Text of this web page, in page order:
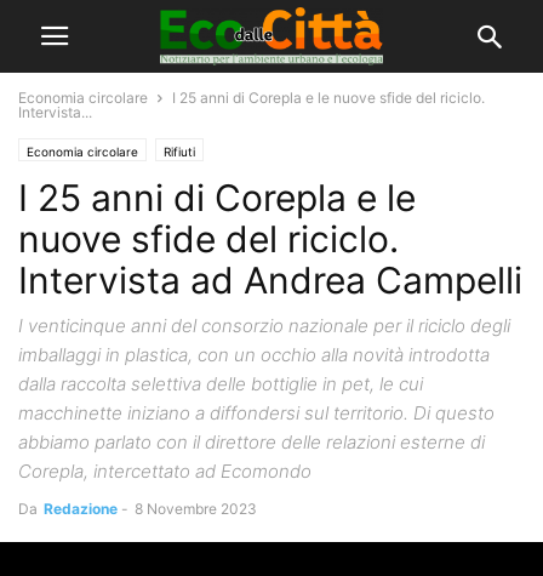
Economia circolare
I 25 anni di Corepla e le nuove sfide del riciclo.
Intervista...
Economia circolare Rifiuti
I 25 anni di Corepla e le
nuove sfide del riciclo.
Intervista ad Andrea Campelli
I venticinque anni del consorzio nazionale per il riciclo degli
imballaggi in plastica, con un occhio alla novità introdotta
dalla raccolta selettiva delle bottiglie in pet, le cui
macchinette iniziano a diffondersi sul territorio. Di questo
abbiamo parlato con il direttore delle relazioni esterne di
Corepla, intercettato ad Ecomondo
Da Redazione - 8 Novembre 2023